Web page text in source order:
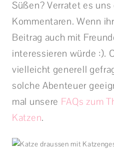
Süßen? Verratet es uns
Kommentaren. Wenn
Beitrag auch mit
interessieren würde :).
vielleicht generell
solche Abenteuer
mal unsere FAQs zum
Katzen.